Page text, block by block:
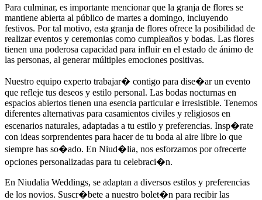
Para culminar, es importante mencionar que la granja de flores se
mantiene abierta al público de martes a domingo, incluyendo
festivos. Por tal motivo, esta granja de flores ofrece la posibilidad de
realizar eventos y ceremonias como cumpleaños y bodas. Las flores
tienen una poderosa capacidad para influir en el estado de ánimo de
las personas, al generar múltiples emociones positivas.
Nuestro equipo experto trabajar� contigo para dise�ar un evento
que refleje tus deseos y estilo personal. Las bodas nocturnas en
espacios abiertos tienen una esencia particular e irresistible. Tenemos
diferentes alternativas para casamientos civiles y religiosos en
escenarios naturales, adaptadas a tu estilo y preferencias. Insp�rate
con ideas sorprendentes para hacer de tu boda al aire libre lo que
siempre has so�ado. En Niud�lia, nos esforzamos por ofrecerte
opciones personalizadas para tu celebraci�n.
En Niudalia Weddings, se adaptan a diversos estilos y preferencias
de los novios. Suscr�bete a nuestro bolet�n para recibir las